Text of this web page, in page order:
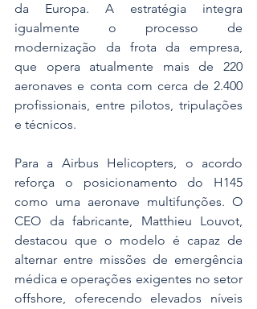
da Europa. A estratégia integra
igualmente o processo de
modernização da frota da empresa,
que opera atualmente mais de 220
aeronaves e conta com cerca de 2.400
profissionais, entre pilotos, tripulações
e técnicos.
Para a Airbus Helicopters, o acordo
reforça o posicionamento do H145
como uma aeronave multifunções. O
CEO da fabricante, Matthieu Louvot,
destacou que o modelo é capaz de
alternar entre missões de emergência
médica e operações exigentes no setor
offshore, oferecendo elevados níveis